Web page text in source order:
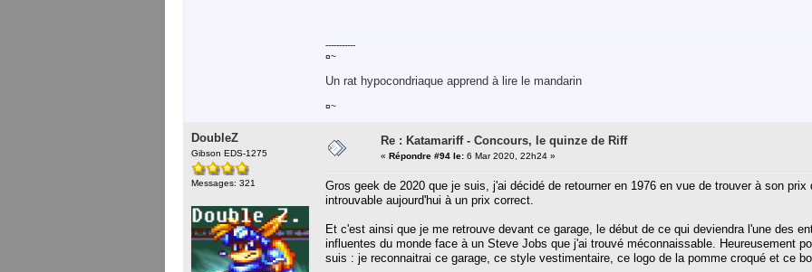
-----------
¤~
Un rat hypocondriaque apprend à lire le mandarin
¤~
DoubleZ
Gibson EDS-1275
Messages: 321
Re : Katamariff - Concours, le quinze de Riff
« Répondre #94 le: 6 Mar 2020, 22h24 »
Gros geek de 2020 que je suis, j'ai décidé de retourner en 1976 en vue de trouver à son
introuvable aujourd'hui à un prix correct.
Et c'est ainsi que je me retrouve devant ce garage, le début de ce qui deviendra l'une des
influentes du monde face à un Steve Jobs que j'ai trouvé méconnaissable. Heureusement
suis : je reconnaitrai ce garage, ce style vestimentaire, ce logo de la pomme croqué et ce